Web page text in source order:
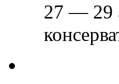
27 — 29